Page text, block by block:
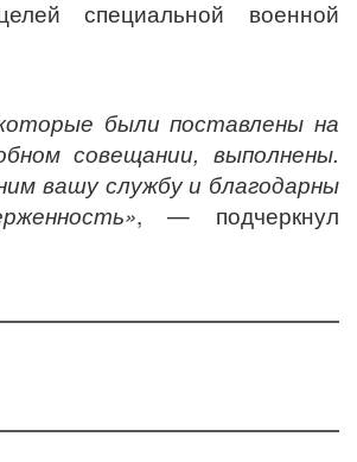
специальной военной
были поставлены на
совещании, выполнены.
вашу службу и благодарны
, — подчеркнул